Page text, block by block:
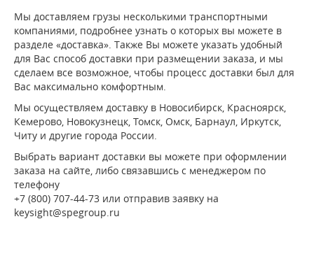
Мы доставляем грузы несколькими транспортными
компаниями, подробнее узнать о которых вы можете в
разделе «доставка». Также Вы можете указать удобный
для Вас способ доставки при размещении заказа, и мы
сделаем все возможное, чтобы процесс доставки был для
Вас максимально комфортным.
Мы осуществляем доставку в Новосибирск, Красноярск,
Кемерово, Новокузнецк, Томск, Омск, Барнаул, Иркутск,
Читу и другие города России.
Выбрать вариант доставки вы можете при оформлении
заказа на сайте, либо связавшись с менеджером по
телефону
+7 (800) 707-44-73 или отправив заявку на
keysight@spegroup.ru